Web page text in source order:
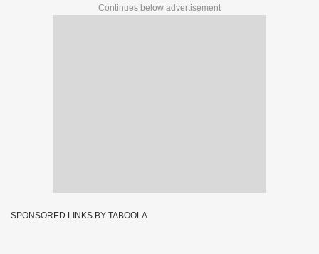
Continues below advertisement
SPONSORED LINKS BY TABOOLA